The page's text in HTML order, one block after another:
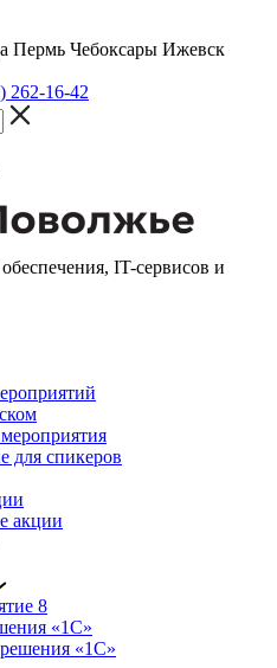
Пермь Чебоксары Ижевск
262-16-42
IT-сервисов и
для спикеров
акции
8
«1С»
«1С»